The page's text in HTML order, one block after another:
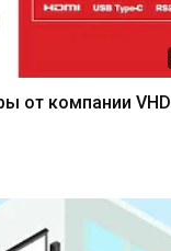
от компании VHD